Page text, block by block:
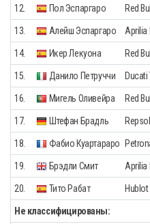
12. Пол Эспаргаро Red
13. Алейш Эспаргаро Aprilia
14. Икер Лекуона Red
15. Данило Петруччи Ducati
16. Мигель Оливейра Red
17. Штефан Брадль
18. Фабио Куартараро
19. Брэдли Смит Aprilia
20. Тито Рабат Hublot
Не классифицированы: